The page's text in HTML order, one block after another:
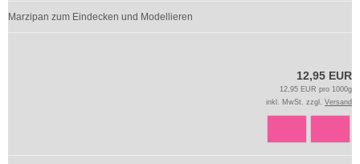
Marzipan zum Eindecken und Modellieren
12,95 EUR
12,95 EUR pro 1000g
inkl. MwSt. zzgl. Versand